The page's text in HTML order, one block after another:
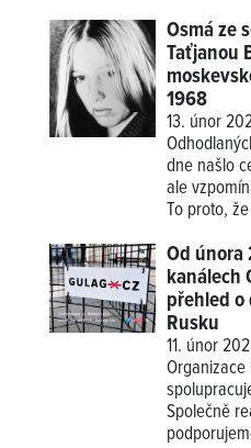
Osmá ze
Taťjanou
1968
13. únor
dne našlo
ale
To proto,
Od února
kanálech
přehled o
Rusku
11. únor
Společně